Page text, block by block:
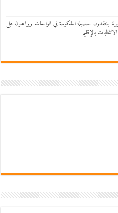
ينتقدون حصيلة الحكومة في الواحات ويراهنون على
بالإقليم